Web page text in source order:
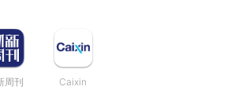
周刊 Caixin